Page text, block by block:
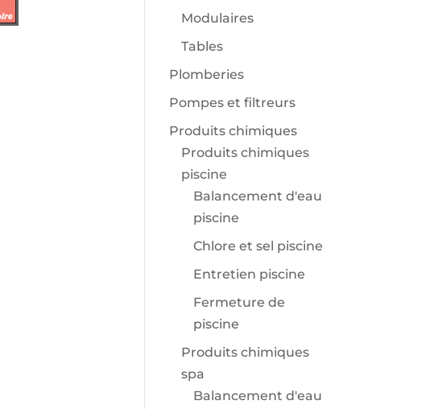
Modulaires
Tables
Plomberies
Pompes et filtreurs
Produits chimiques
Produits chimiques
piscine
Balancement d'eau
piscine
Chlore et sel piscine
Entretien piscine
Fermeture de
piscine
Produits chimiques
spa
Balancement d'eau